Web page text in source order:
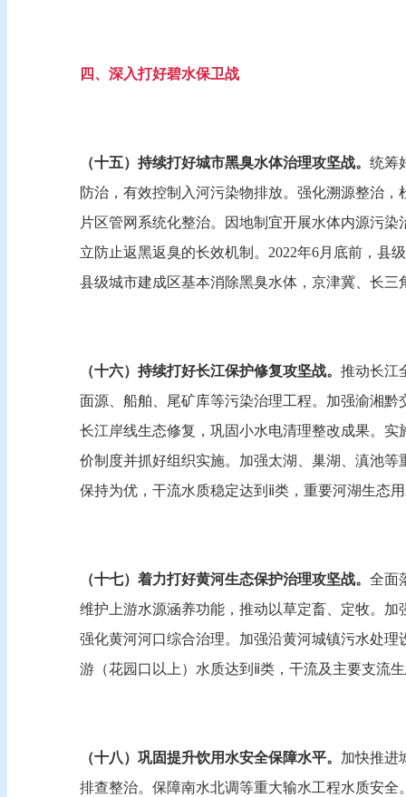
四、深入打好碧水保卫战
（十五）持续打好城市黑臭水体治理攻坚战。 统筹
防治，有效控制入河污染物排放。强化溯源整治
片区管网系统化整治。因地制宜开展水体内源污
立防止返黑返臭的长效机制。2022年6月底前，县
县级城市建成区基本消除黑臭水体，京津冀、长
（十六）持续打好长江保护修复攻坚战。 推动长江
面源、船舶、尾矿库等污染治理工程。加强渝湘
长江岸线生态修复，巩固小水电清理整改成果。
价制度并抓好组织实施。加强太湖、巢湖、滇池
保持为优，干流水质稳定达到ⅱ类，重要河湖生态
（十七）着力打好黄河生态保护治理攻坚战。 全面
维护上游水源涵养功能，推动以草定畜、定牧。
强化黄河河口综合治理。加强沿黄河城镇污水处
游（花园口以上）水质达到ⅱ类，干流及主要支流
（十八）巩固提升饮用水安全保障水平。 加快推进
排查整治。保障南水北调等重大输水工程水质安